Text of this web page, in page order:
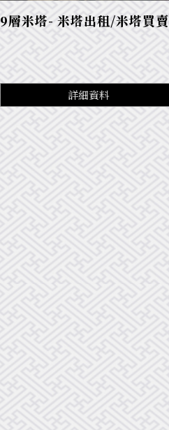
9層米塔- 米塔出租/米塔買賣
詳細資料